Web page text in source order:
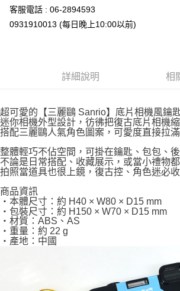
付款後7-11取貨
每筆NT$65，滿NT$999(含以上)免運費
客服電話 : 06-2894593
0931910013 (每日晚上10:00以前)
詳細說明 相
超可愛的【三麗鷗 Sanrio】底片相機風鑰
迷你相機外型設計，彷彿把復古底片相機
搭配三麗鷗人氣角色圖案，可愛度直接拉滿
整體輕巧不佔空間，可掛在鑰匙、包包、後
不論是日常搭配、收藏展示，或當小禮物
拍照當道具也很上鏡，復古控、角色迷必收
商品資訊
・本體尺寸：約 H40 × W80 × D15 mm
・包裝尺寸：約 H150 × W70 × D15 mm
・材質：ABS、AS
・重量：約 22 g
・產地：中國